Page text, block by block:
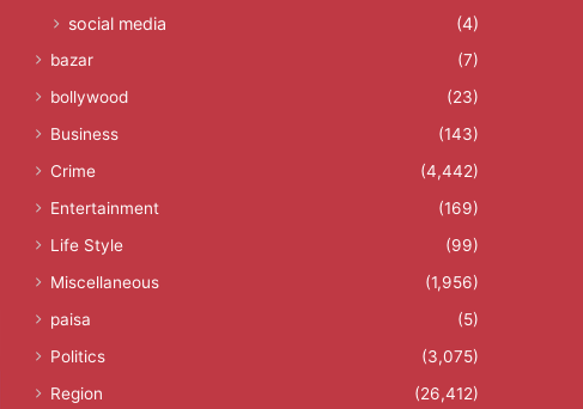
social media (4)
bazar
(7)
bollywood
(23)
Business
(143)
Crime
(4,442)
Entertainment
(169)
Life Style
(99)
Miscellaneous
(1,956)
paisa
(5)
Politics
(3,075)
Region
(26,412)